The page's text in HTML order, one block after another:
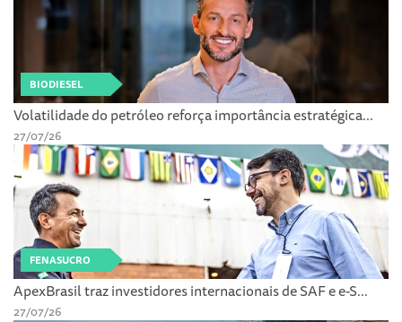
BIODIESEL
Volatilidade do petróleo reforça importância estratégica...
27/07/26
FENASUCRO
ApexBrasil traz investidores internacionais de SAF e e-S...
27/07/26